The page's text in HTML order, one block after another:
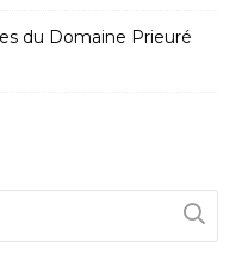
du Domaine Prieuré